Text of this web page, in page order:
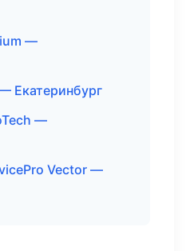
—
Екатеринбург
—
Vector —